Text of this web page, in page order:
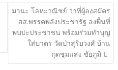
มานะ โลหะวณิชย์ ว่าที่ผู้ลงสมัคร
สส.พรรคพลังประชารัฐ ลงพื้นที่
พบปะประชาชน พร้อมร่วมทำบุญ
ใส่บาตร วัดป่าสุริยวงศ์ บ้าน
กุดชุมแสง ชัยภูมิ